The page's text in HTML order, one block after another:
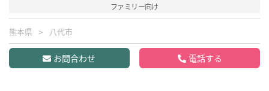
ファミリー向け
熊本県 八代市
お問合わせ 電話する